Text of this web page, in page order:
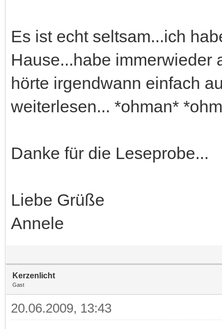
Es ist echt seltsam...ich
Hause...habe immerwieder
hörte irgendwann einfach
weiterlesen... *ohman*
Danke für die Leseprobe...
Liebe Grüße
Annele
Kerzenlicht
Gast
20.06.2009, 13:43